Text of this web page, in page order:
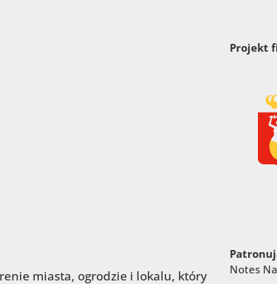
miasta, ogrodzie i lokalu, który
Projekt
Notes